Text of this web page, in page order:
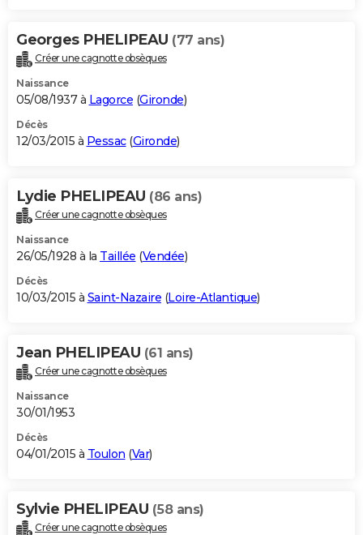
Georges PHELIPEAU (77 ans)
Créer une cagnotte obsèques
Naissance
05/08/1937 à Lagorce (Gironde)
Décès
12/03/2015 à Pessac(Gironde)
Lydie PHELIPEAU (86 ans)
Créer une cagnotte obsèques
Naissance
26/05/1928 à la Taillée (Vendée)
Décès
10/03/2015 à Saint-Nazaire (Loire-Atlantique)
Jean PHELIPEAU (61 ans)
Créer une cagnotte obsèques
Naissance
30/01/1953
Décès
04/01/2015 à Toulon (Var)
Sylvie PHELIPEAU (58 ans)
Créer une cagnotte obsèques